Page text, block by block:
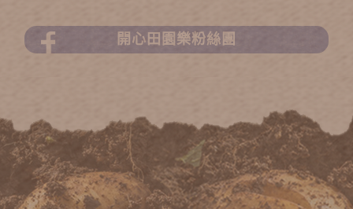
開心田園樂粉絲團